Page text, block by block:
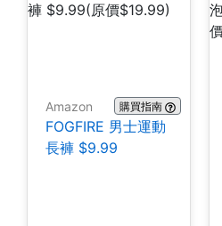
Amazon 購買指南
FOGFIRE 男士運動
長褲 $9.99